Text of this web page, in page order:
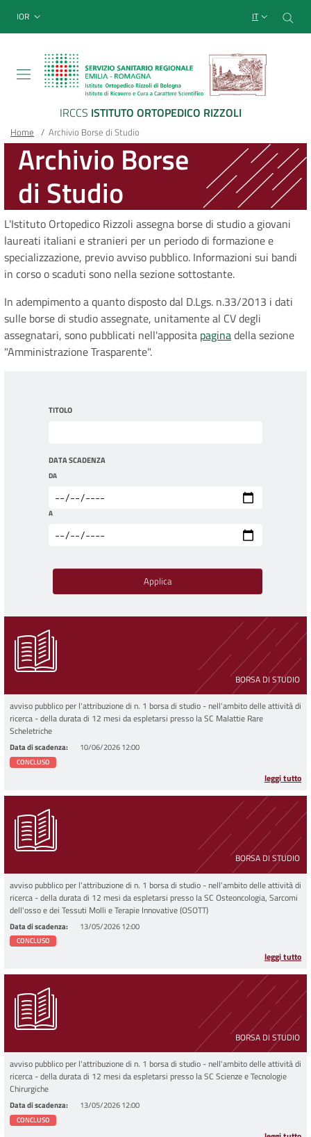
Sito Web Istituto
menu top-bar
IOR IT
IRCCS ISTITUTO ORTOPEDICO RIZZOLI
Main container
Briciole
di
pane
Home / Archivio Borse di Studio
Archivio Borse
di Studio
L'Istituto Ortopedico Rizzoli assegna borse di studio a giovani
laureati italiani e stranieri per un periodo di formazione e
specializzazione, previo avviso pubblico. Informazioni sui bandi
in corso o scaduti sono nella sezione sottostante.
In adempimento a quanto disposto dal D.Lgs. n.33/2013 i dati
sulle borse di studio assegnate, unitamente al CV degli
assegnatari, sono pubblicati nell'apposita paginadella sezione
"Amministrazione Trasparente".
TITOLO
DATA SCADENZA
DA
A
BORSA DI STUDIO
avviso pubblico per l'attribuzione di n. 1 borsa di studio - nell'ambito delle attività di
ricerca - della durata di 12 mesi da espletarsi presso la SC Malattie Rare
Scheletriche
Data di scadenza 10/06/2026 12:00
CONCLUSO
leggi tutto
BORSA DI STUDIO
avviso pubblico per l'attribuzione di n. 1 borsa di studio - nell'ambito delle attività di
ricerca - della durata di 12 mesi da espletarsi presso la SC Osteoncologia, Sarcomi
dell'osso e dei Tessuti Molli e Terapie Innovative (OSOTT)
Data di scadenza 13/05/2026 12:00
CONCLUSO
leggi tutto
BORSA DI STUDIO
avviso pubblico per l'attribuzione di n. 1 borsa di studio - nell'ambito delle attività di
ricerca - della durata di 12 mesi da espletarsi presso la SC Scienze e Tecnologie
Chirurgiche
Data di scadenza 13/05/2026 12:00
CONCLUSO